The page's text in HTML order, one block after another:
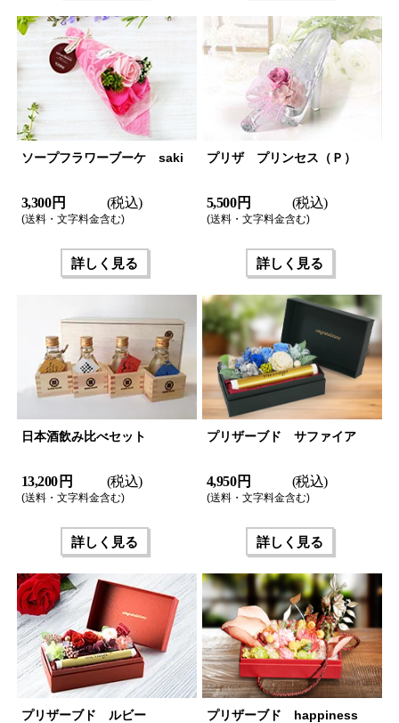
ソープフラワーブーケ saki
3,300 円 (税込)
(送料・文字料金含む)
詳しく見る
プリザ プリンセス（Ｐ）
5,500 円 (税込)
(送料・文字料金含む)
詳しく見る
日本酒飲み比べセット
13,200 円 (税込)
(送料・文字料金含む)
詳しく見る
プリザーブド サファイア
4,950 円 (税込)
(送料・文字料金含む)
詳しく見る
プリザーブド ルビー プリザーブド happiness